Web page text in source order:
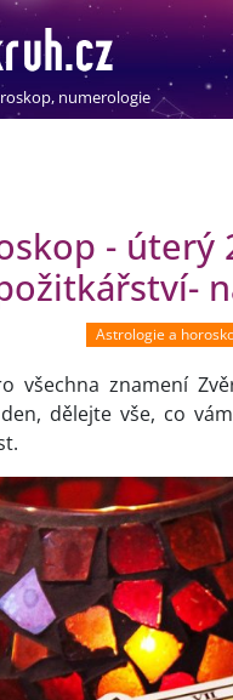
numerologie
- úterý
Astrologie a
všechna znamení
dělejte vše, co